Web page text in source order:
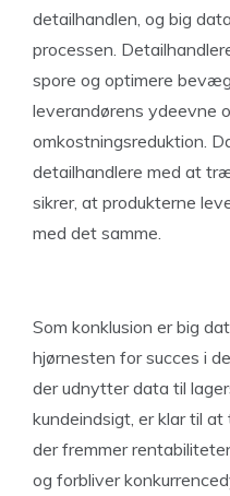
detailhandlen, og big
processen.
spore og optimere
leverandørens ydeevne
omkostningsreduktion.
detailhandlere med at
sikrer, at produkterne
med det samme.
Som konklusion er big
hjørnesten for succes i
der udnytter data til
kundeindsigt, er klar til
der fremmer
og forbliver